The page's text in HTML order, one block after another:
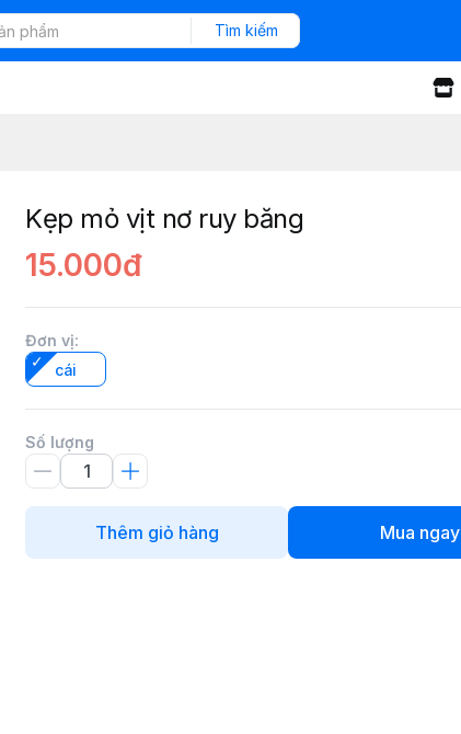
Tìm kiếm
Kẹp mỏ vịt nơ ruy băng
15.000đ
Đơn vị:
cái
Số lượng
Thêm giỏ hàng Mua ngay